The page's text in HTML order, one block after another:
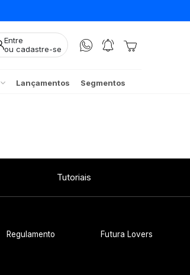
Entre
ou cadastre-se
Lançamentos Segmentos
Tutoriais
Regulamento Futura Lovers